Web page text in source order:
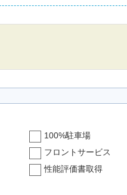
100%駐車場
フロントサービス
性能評価書取得